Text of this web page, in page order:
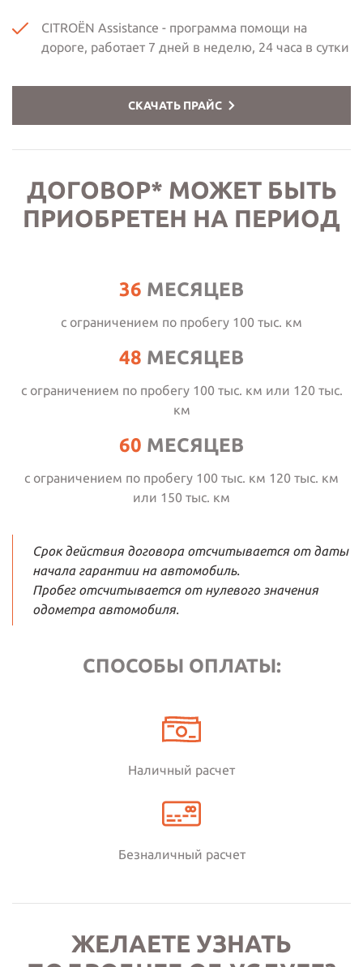
CITROËN Assistance - программа помощи на
дороге, работает 7 дней в неделю, 24 часа в сутки
СКАЧАТЬ ПРАЙС
ДОГОВОР* МОЖЕТ БЫТЬ
ПРИОБРЕТЕН НА ПЕРИОД
36 МЕСЯЦЕВ
с ограничением по пробегу 100 тыс. км
48 МЕСЯЦЕВ
с ограничением по пробегу 100 тыс. км или 120 тыс.
км
60 МЕСЯЦЕВ
с ограничением по пробегу 100 тыс. км 120 тыс. км
или 150 тыс. км
Срок действия договора отсчитывается от даты
начала гарантии на автомобиль.
Пробег отсчитывается от нулевого значения
одометра автомобиля.
СПОСОБЫ ОПЛАТЫ:
Наличный расчет
Безналичный расчет
ЖЕЛАЕТЕ УЗНАТЬ